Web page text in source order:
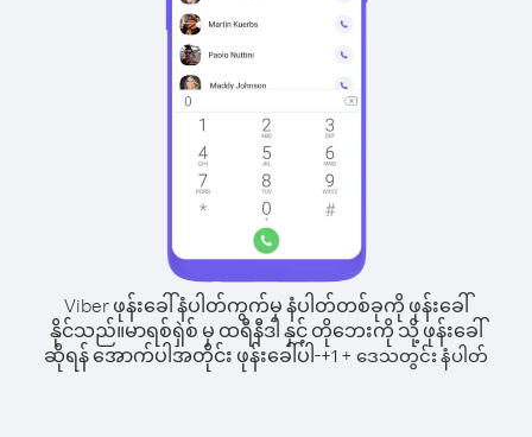
Viber ဖုန်းခေါ်နံပါတ်ကွက်မှ နံပါတ်တစ်ခုကို ဖုန်းခေါ်
နိုင်သည်။မာရစ်ရှဲစ် မှ ထရီနီဒါ နှင့် တိုဘေးကို သို့ ဖုန်းခေါ်
ဆိုရန် အောက်ပါအတိုင်း ဖုန်းခေါ်ပါ-+1 + ဒေသတွင်း နံပါတ်